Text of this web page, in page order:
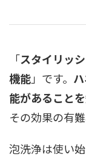
「スタイリッ
機能」です。
能があること
その効果の有
泡洗浄は使い